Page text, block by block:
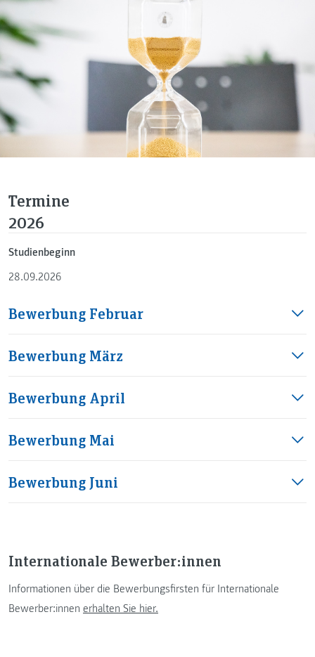
Termine
2026
Studienbeginn
28.09.2026
Bewerbung Februar
Bewerbung März
Bewerbung April
Bewerbung Mai
Bewerbung Juni
Internationale Bewerber:innen
Informationen über die Bewerbungsfirsten für Internationale
Bewerber:innen erhalten Sie hier.